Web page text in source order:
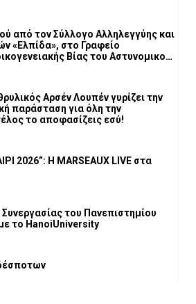
από τον Σύλλογο Αλληλεγγύης και
«Ελπίδα», στο Γραφείο
Βίας του Αστυνομικού
Αρσέν Λουπέν γυρίζει την
παράσταση για όλη την
το τέλος το αποφασίζεις εσύ!
2026”: Η MARSEAUX LIVE στα
του Πανεπιστημίου
το HanoiUniversity